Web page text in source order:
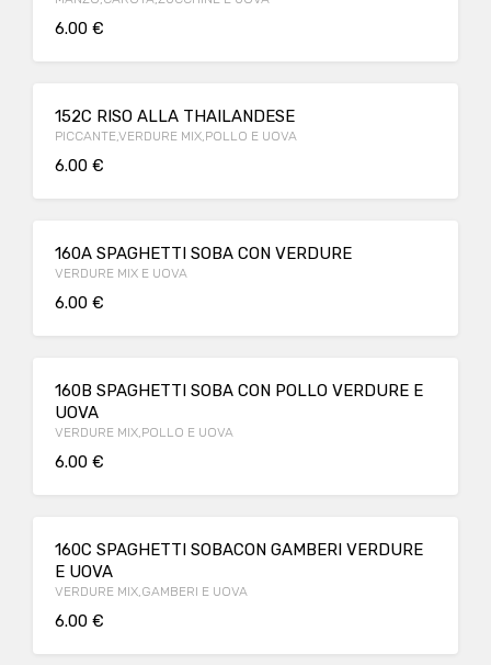
6.00 €
152C RISO ALLA THAILANDESE
PICCANTE,VERDURE MIX,POLLO E UOVA
6.00 €
160A SPAGHETTI SOBA CON VERDURE
VERDURE MIX E UOVA
6.00 €
160B SPAGHETTI SOBA CON POLLO VERDURE E
UOVA
VERDURE MIX,POLLO E UOVA
6.00 €
160C SPAGHETTI SOBACON GAMBERI VERDURE
E UOVA
VERDURE MIX,GAMBERI E UOVA
6.00 €